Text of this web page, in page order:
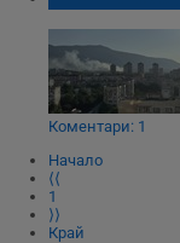
Коментари: 1
Начало
⟨⟨
1
⟩⟩
Край